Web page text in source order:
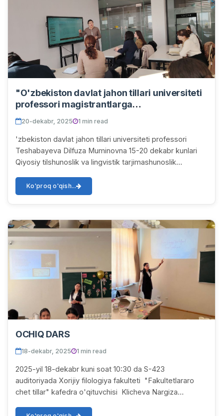
"O'zbekiston davlat jahon tillari universiteti
professori magistrantlarga
“Medialingvistika va tarjima” fanidan
ma’ruzalar o‘qidi."
20-dekabr, 2025 1 min read
'zbekiston davlat jahon tillari universiteti professori
Teshabayeva Dilfuza Muminovna 15-20 dekabr kunlari
Qiyosiy tilshunoslik va lingvistik tarjimashunoslik
Ko'proq o'qish...
OCHIQ DARS
18-dekabr, 2025 1 min read
2025-yil 18-dekabr kuni soat 10:30 da S-423
auditoriyada Xorijiy filologiya fakulteti "Fakultetlararo
chet tillar" kafedra o'qituvchisi Klicheva Nargiza